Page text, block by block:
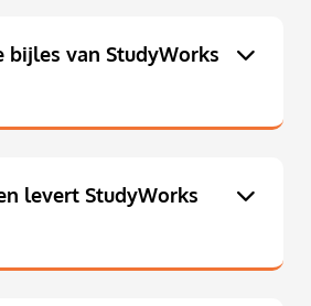
bijles van StudyWorks
levert StudyWorks